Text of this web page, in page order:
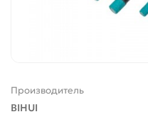
Производитель
BIHUI